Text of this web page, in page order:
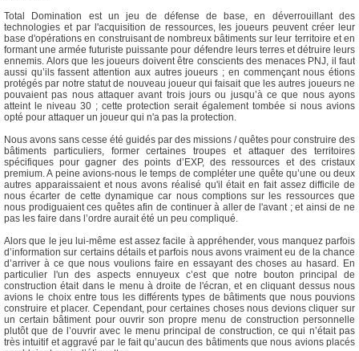
Total Domination est un jeu de défense de base, en déverrouillant des
technologies et par l'acquisition de ressources, les joueurs peuvent créer leur
base d'opérations en construisant de nombreux bâtiments sur leur territoire et en
formant une armée futuriste puissante pour défendre leurs terres et détruire leurs
ennemis. Alors que les joueurs doivent être conscients des menaces PNJ, il faut
aussi qu’ils fassent attention aux autres joueurs ; en commençant nous étions
protégés par notre statut de nouveau joueur qui faisait que les autres joueurs ne
pouvaient pas nous attaquer avant trois jours ou jusqu’à ce que nous ayons
atteint le niveau 30 ; cette protection serait également tombée si nous avions
opté pour attaquer un joueur qui n'a pas la protection.
Nous avons sans cesse été guidés par des missions / quêtes pour construire des
bâtiments particuliers, former certaines troupes et attaquer des territoires
spécifiques pour gagner des points d’EXP, des ressources et des cristaux
premium. A peine avions-nous le temps de compléter une quête qu’une ou deux
autres apparaissaient et nous avons réalisé qu'il était en fait assez difficile de
nous écarter de cette dynamique car nous comptions sur les ressources que
nous prodiguaient ces quêtes afin de continuer à aller de l'avant ; et ainsi de ne
pas les faire dans l’ordre aurait été un peu compliqué.
Alors que le jeu lui-même est assez facile à appréhender, vous manquez parfois
d’information sur certains détails et parfois nous avons vraiment eu de la chance
d’arriver à ce que nous voulions faire en essayant des choses au hasard. En
particulier l'un des aspects ennuyeux c’est que notre bouton principal de
construction était dans le menu à droite de l'écran, et en cliquant dessus nous
avions le choix entre tous les différents types de bâtiments que nous pouvions
construire et placer. Cependant, pour certaines choses nous devions cliquer sur
un certain bâtiment pour ouvrir son propre menu de construction personnelle
plutôt que de l’ouvrir avec le menu principal de construction, ce qui n’était pas
très intuitif et aggravé par le fait qu’aucun des bâtiments que nous avions placés